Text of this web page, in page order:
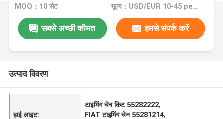
MOQ：10 सेट मूल्य：USD/EUR 10-45 per set
सबसे अच्छी कीमत हमसे संपर्क करें
उत्पाद विवरण
हाई लाइट:
टाइमिंग चेन किट 55282222,
FIAT टाइमिंग चेन 55281214,